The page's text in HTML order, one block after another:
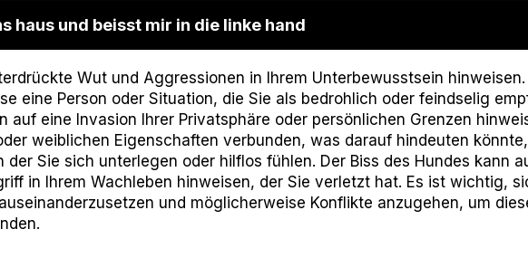
haus und beisst mir in die linke hand
Wut und Aggressionen in Ihrem Unterbewusstsein hinweisen.
eine Person oder Situation, die Sie als bedrohlich oder feindselig
auf eine Invasion Ihrer Privatsphäre oder persönlichen Grenzen
weiblichen Eigenschaften verbunden, was darauf hindeuten
der Sie sich unterlegen oder hilflos fühlen. Der Biss des Hundes kann
in Ihrem Wachleben hinweisen, der Sie verletzt hat. Es ist wichtig,
und möglicherweise Konflikte anzugehen, um